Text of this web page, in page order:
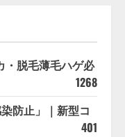
・脱毛薄毛ハゲ必
1268
防止」｜新型コ
401